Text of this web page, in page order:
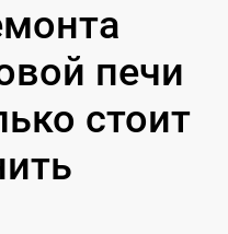
печи
стоит